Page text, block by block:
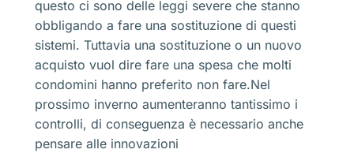
questo ci sono delle leggi severe che stanno
obbligando a fare una sostituzione di questi
sistemi. Tuttavia una sostituzione o un nuovo
acquisto vuol dire fare una spesa che molti
condomini hanno preferito non fare.Nel
prossimo inverno aumenteranno tantissimo i
controlli, di conseguenza è necessario anche
pensare alle innovazioni